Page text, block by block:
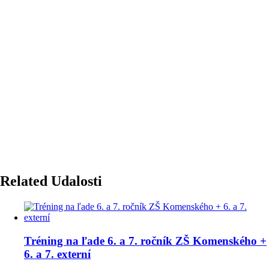
Related Udalosti
Tréning na ľade 6. a 7. ročník ZŠ Komenského +
6. a 7. externí